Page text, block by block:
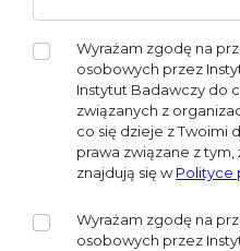
Wyrażam zgodę na
osobowych przez
Instytut Badawczy do
związanych z
co się dzieje z Twoimi
prawa związane z
znajdują się wPolityce
Wyrażam zgodę na
osobowych przez